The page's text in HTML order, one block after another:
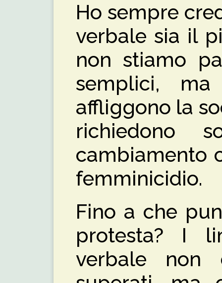
Ho sempre
verbale sia il
non stiamo
semplici,
affliggono la
richiedono
cambiamento
femminicidio.
Fino a che
protesta? I
verbale non